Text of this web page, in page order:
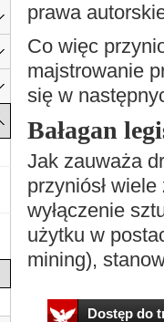
prawa
Co więc
majstrowanie
się w
Bałagan
Jak zauważa
przyniósł
wyłączenie
użytku w
mining),
Dostęp do